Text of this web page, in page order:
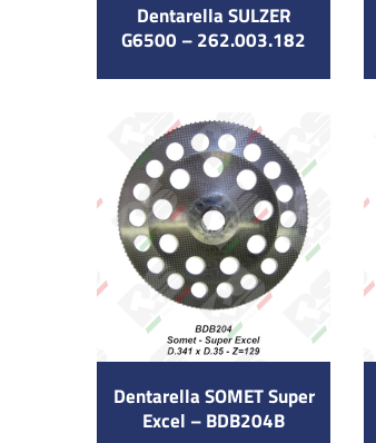
Dentarella SULZER
G6500 – 262.003.182
Dentarella SOMET Super
Excel – BDB204B